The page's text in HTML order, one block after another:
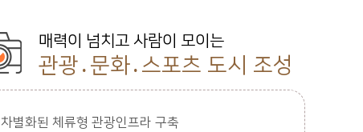
매력이 넘치고 사람이 모이는
관광․문화․스포츠 도시 조성
차별화된 체류형 관광인프라 구축